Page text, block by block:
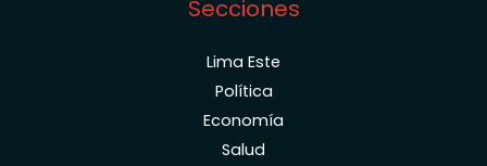
Secciones
Lima Este
Política
Economía
Salud